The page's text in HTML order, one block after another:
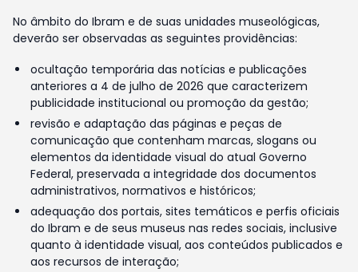
No âmbito do Ibram e de suas unidades museológicas,
deverão ser observadas as seguintes providências:
ocultação temporária das notícias e publicações
anteriores a 4 de julho de 2026 que caracterizem
publicidade institucional ou promoção da gestão;
revisão e adaptação das páginas e peças de
comunicação que contenham marcas, slogans ou
elementos da identidade visual do atual Governo
Federal, preservada a integridade dos documentos
administrativos, normativos e históricos;
adequação dos portais, sites temáticos e perfis oficiais
do Ibram e de seus museus nas redes sociais, inclusive
quanto à identidade visual, aos conteúdos publicados e
aos recursos de interação;